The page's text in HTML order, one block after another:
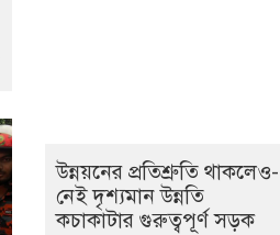
উন্নয়নের প্রতিশ্রুতি থাকলেও-
নেই দৃশ্যমান উন্নতি
কচাকাটার গুরুত্বপূর্ণ সড়ক